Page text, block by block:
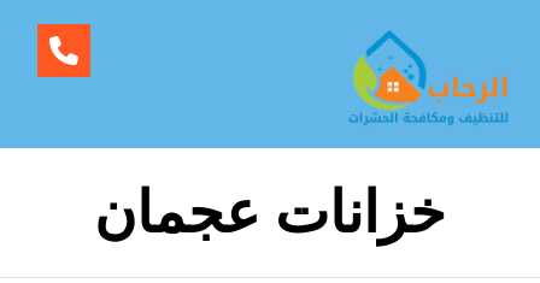
خزانات عجمان